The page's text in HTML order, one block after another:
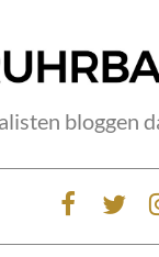
bloggen